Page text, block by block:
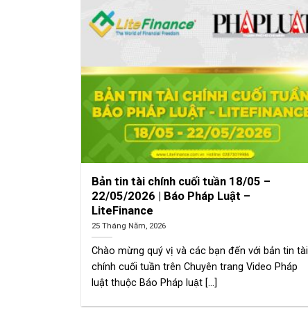
Bản tin tài chính cuối tuần 18/05 –
22/05/2026 | Báo Pháp Luật –
LiteFinance
25 Tháng Năm, 2026
Chào mừng quý vị và các bạn đến với bản tin tài
chính cuối tuần trên Chuyên trang Video Pháp
luật thuộc Báo Pháp luật [...]